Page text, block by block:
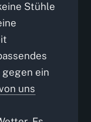
Stühle
gegen ein
uns